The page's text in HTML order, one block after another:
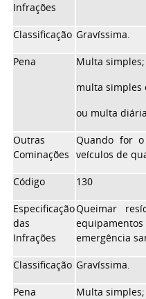
Infrações
Classificação Gravíssima.
Pena
Multa simples;
multa simples
ou multa
Outras
Cominações
Quando for o
veículos de
Código 130
Especificação
das
Infrações
Queimar
equipamentos
emergência
Classificação Gravíssima.
Pena
Multa simples;